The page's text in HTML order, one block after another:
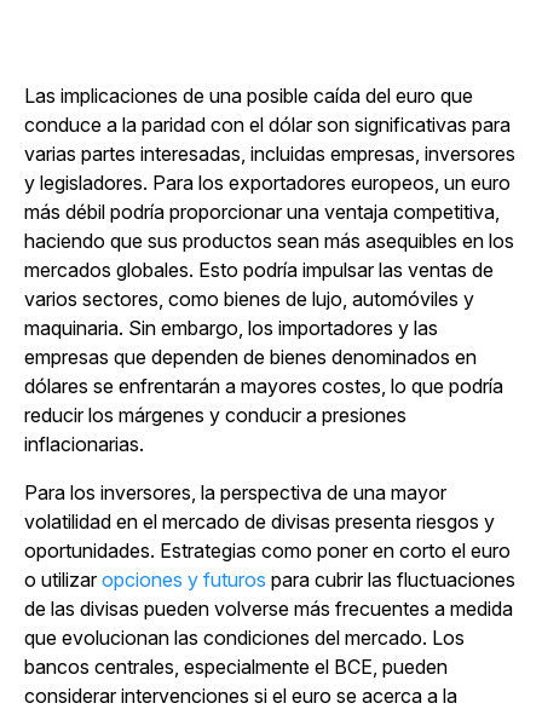
Las implicaciones de una posible caída del euro que
conduce a la paridad con el dólar son significativas para
varias partes interesadas, incluidas empresas, inversores
y legisladores. Para los exportadores europeos, un euro
más débil podría proporcionar una ventaja competitiva,
haciendo que sus productos sean más asequibles en los
mercados globales. Esto podría impulsar las ventas de
varios sectores, como bienes de lujo, automóviles y
maquinaria. Sin embargo, los importadores y las
empresas que dependen de bienes denominados en
dólares se enfrentarán a mayores costes, lo que podría
reducir los márgenes y conducir a presiones
inflacionarias.
Para los inversores, la perspectiva de una mayor
volatilidad en el mercado de divisas presenta riesgos y
oportunidades. Estrategias como poner en corto el euro
o utilizaropciones y futuros para cubrir las fluctuaciones
de las divisas pueden volverse más frecuentes a medida
que evolucionan las condiciones del mercado. Los
bancos centrales, especialmente el BCE, pueden
considerar intervenciones si el euro se acerca a la